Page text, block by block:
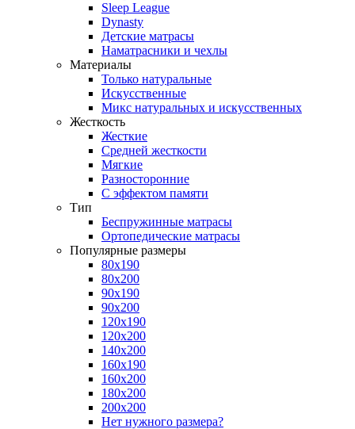
Sleep League
Dynasty
Детские матрасы
Наматрасники и чехлы
Материалы
Только натуральные
Искусственные
Микс натуральных и искусственных
Жесткость
Жесткие
Средней жесткости
Мягкие
Разносторонние
С эффектом памяти
Тип
Беспружинные матрасы
Ортопедические матрасы
Популярные размеры
80х190
80х200
90х190
90х200
120х190
120х200
140х200
160х190
160х200
180х200
200х200
Нет нужного размера?